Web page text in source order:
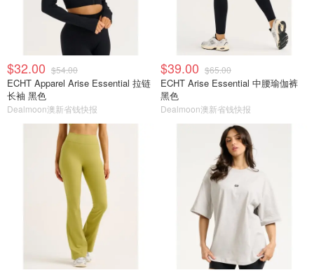
$32.00 $54.00
ECHT Apparel Arise Essential 拉链
长袖 黑色
Dealmoon澳新省钱快报
$39.00 $65.00
ECHT Arise Essential 中腰瑜伽裤
黑色
Dealmoon澳新省钱快报